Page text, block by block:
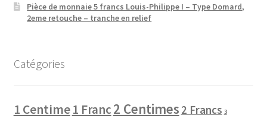
Pièce de monnaie 5 francs Louis-Philippe I – Type Domard,
2eme retouche – tranche en relief
Catégories
1 Centime1 Franc2 Centimes 2 Francs 3